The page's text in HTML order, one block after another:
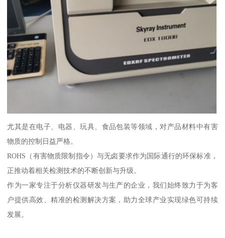
尤其是在电子、电器、玩具、食品包装等领域，对产品材料中有害
物质的控制日益严格。
ROHS（有害物质限制指令）与无卤要求作为国际通行的环保标准，
正推动着相关检测技术的不断创新与升级。
作为一家专注于分析仪器研发与生产的企业，我们始终致力于为客
户提供高效、精准的检测解决方案，助力全球产业实现绿色可持续
发展。